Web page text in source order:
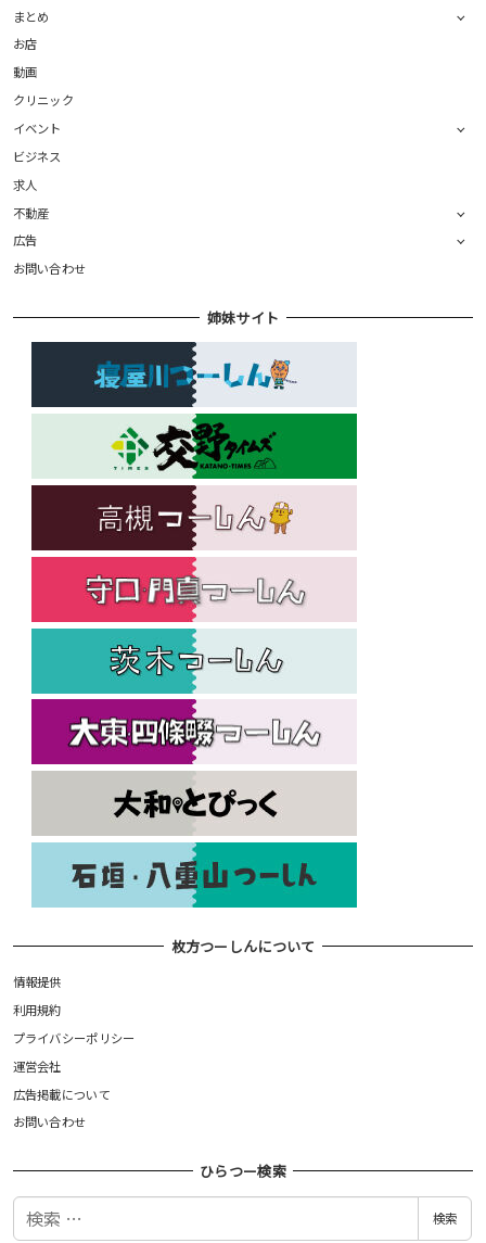
まとめ
お店
動画
クリニック
イベント
ビジネス
求人
不動産
広告
お問い合わせ
姉妹サイト
枚方つーしんについて
情報提供
利用規約
プライバシーポリシー
運営会社
広告掲載について
お問い合わせ
ひらつー検索
検
検索